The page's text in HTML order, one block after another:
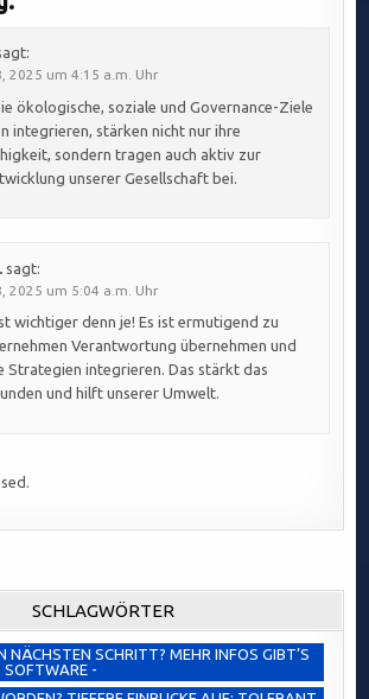
2025 um 4:15 a.m. Uhr
ökologische, soziale und Governance-Ziele
integrieren, stärken nicht nur ihre
sondern tragen auch aktiv zur
unserer Gesellschaft bei.
sagt:
2025 um 5:04 a.m. Uhr
wichtiger denn je! Es ist ermutigend zu
Verantwortung übernehmen und
Strategien integrieren. Das stärkt das
und hilft unserer Umwelt.
SCHLAGWÖRTER
NÄCHSTEN SCHRITT? MEHR INFOS GIBT’S
SOFTWARE -